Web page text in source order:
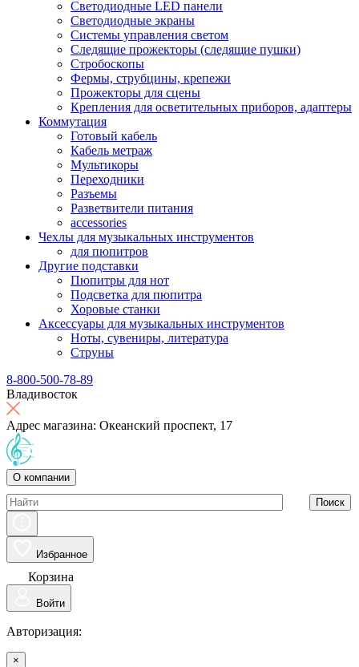
Светодиодные LED панели
Светодиодные экраны
Системы управления светом
Следящие прожекторы (следящие пушки)
Стробоскопы
Фермы, струбцины, крепежи
Прожекторы для сцены
Крепления для осветительных приборов, адаптеры
Коммутация
Готовый кабель
Кабель метраж
Мультикоры
Переходники
Разъемы
Разветвители питания
accessories
Чехлы для музыкальных инструментов
для пюпитров
Другие подставки
Пюпитры для нот
Подсветка для пюпитра
Хоровые станки
Аксессуары для музыкальных инструментов
Ноты, сувениры, литература
Струны
8-800-500-78-89
Владивосток
Адрес магазина: Океанский проспект, 17
О компании
Поиск
Избранное
Корзина
Войти
Авторизация:
×